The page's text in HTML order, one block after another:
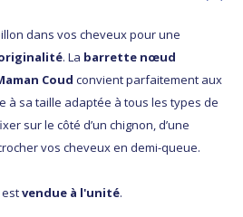
dans vos cheveux pour une
. La barrette nœud
Coud convient parfaitement aux
à sa taille adaptée à tous les types de
sur le côté d’un chignon, d’une
vos cheveux en demi-queue.
vendue à l'unité.